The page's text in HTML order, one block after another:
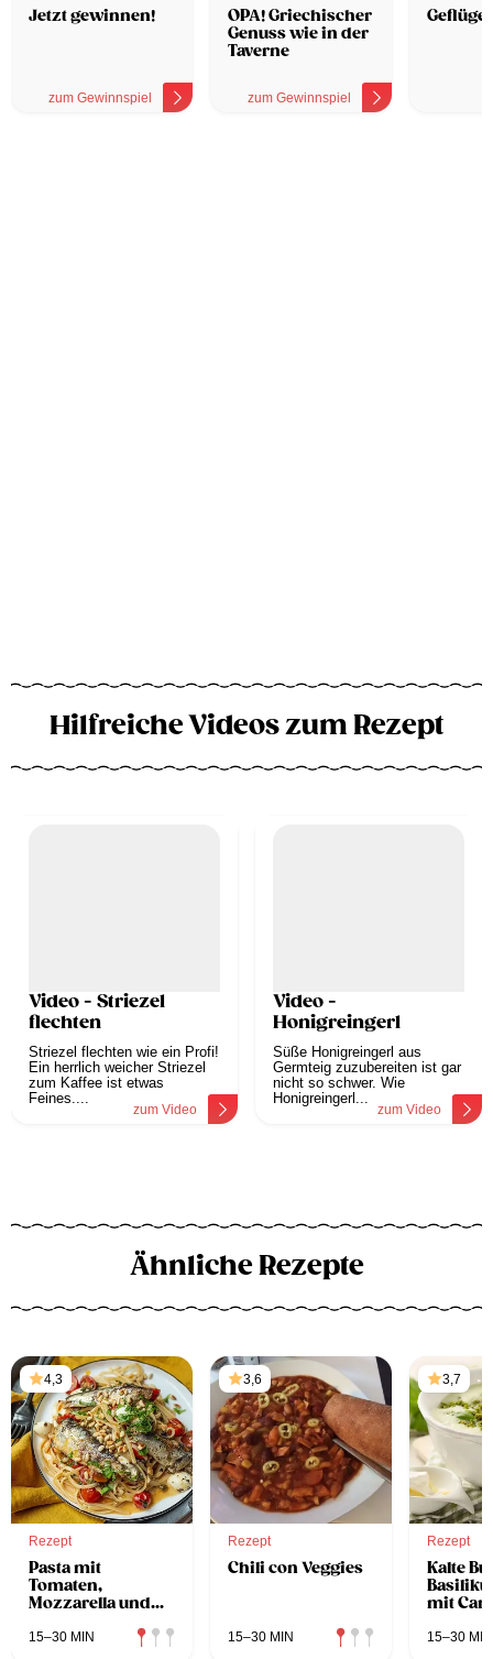
Hotel
Jetzt gewinnen!
zum Gewinnspiel
OPA! Griechischer
Genuss wie in der
Taverne
zum Gewinnspiel
Hilfreiche Videos zum Rezept
Video - Striezel
flechten
Striezel flechten wie ein Profi!
Ein herrlich weicher Striezel
zum Kaffee ist etwas
Feines....
zum Video
Video -
Honigreingerl
Süße Honigreingerl aus
Germteig zuzubereiten ist gar
nicht so schwer. Wie
Honigreingerl...
zum Video
Ähnliche Rezepte
4,3
Rezept
Pasta mit
Tomaten,
Mozzarella und
15–30 MIN
3,6
Rezept
Chili con Veggies
15–30 MIN
3,7
Rezept
Kalte
mit
15–30 MIN